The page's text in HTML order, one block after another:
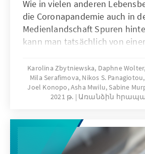
Wie in vielen anderen
die Coronapandemie auch in
Medienlandschaft Spuren
kann man tatsächlich von
bestehende Trends verstärkt?
Verwüstung angerichtet oder
neue Chancen geschaffen
Weizen getrennt? Elf
aus neun Regionen haben sich
angenommen.
Karolina Zbytniewska, Daphne
Mila Serafimova, Nikos S.
Joel Konopo, Asha Mwilu, Sabine
2021 թ.
Առանձին